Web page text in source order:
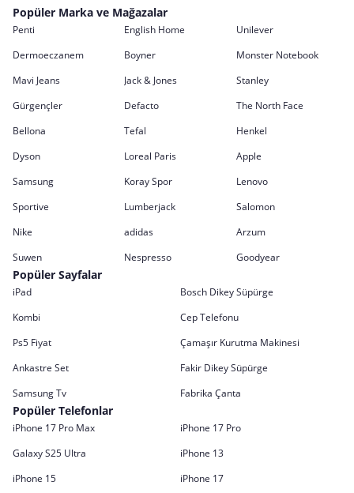
Popüler Marka ve Mağazalar
Penti English Home
Unilever
Dermoeczanem
Boyner
Monster Notebook
Mavi Jeans
Jack & Jones
Stanley
Gürgençler
Defacto
The North Face
Bellona
Tefal
Henkel
Dyson
Loreal Paris
Apple
Samsung
Koray Spor
Lenovo
Sportive
Lumberjack
Salomon
Nike
adidas
Arzum
Suwen
Nespresso Goodyear
Popüler Sayfalar
iPad
Bosch Dikey Süpürge
Kombi
Cep Telefonu
Ps5 Fiyat
Çamaşır Kurutma Makinesi
Ankastre Set
Fakir Dikey Süpürge
Samsung Tv
Fabrika Çanta
Popüler Telefonlar
iPhone 17 Pro Max
iPhone 17 Pro
Galaxy S25 Ultra
iPhone 13
iPhone 15
iPhone 17